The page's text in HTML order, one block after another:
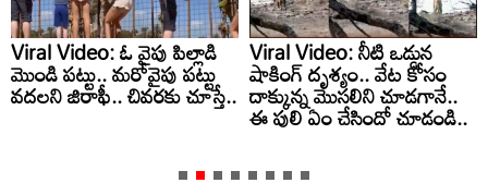
Viral Video: ఓ వైపు పిల్లాడి
మొండి పట్టు.. మరోవైపు పట్టు
వదలని జిరాఫీ.. చివరకు చూస్తే..
Viral Video: నీటి ఒడ్డున
షాకింగ్ దృశ్యం.. వేట కోసం
దాక్కున్న మొసలిని చూడగానే..
ఈ పులి ఏం చేసిందో చూడండి..